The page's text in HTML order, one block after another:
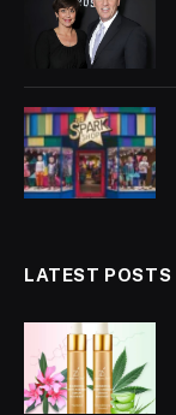
LATEST POSTS